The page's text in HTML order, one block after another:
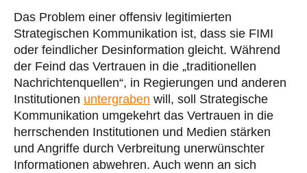
Das Problem einer offensiv legitimierten
Strategischen Kommunikation ist, dass sie FIMI
oder feindlicher Desinformation gleicht. Während
der Feind das Vertrauen in die „traditionellen
Nachrichtenquellen“, in Regierungen und anderen
Institutionen untergraben will, soll Strategische
Kommunikation umgekehrt das Vertrauen in die
herrschenden Institutionen und Medien stärken
und Angriffe durch Verbreitung unerwünschter
Informationen abwehren. Auch wenn an sich